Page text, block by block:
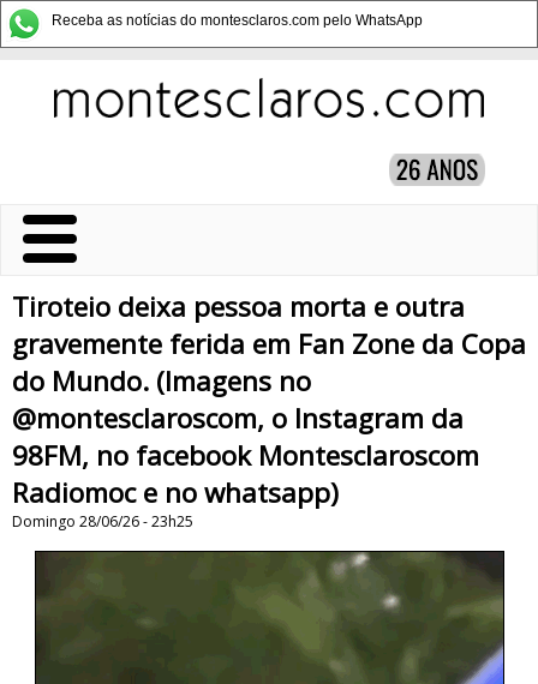
Receba as notícias do montesclaros.com pelo WhatsApp
Tiroteio deixa pessoa morta e outra
gravemente ferida em Fan Zone da Copa
do Mundo. (Imagens no
@montesclaroscom, o Instagram da
98FM, no facebook Montesclaroscom
Radiomoc e no whatsapp)
Domingo 28/06/26 - 23h25